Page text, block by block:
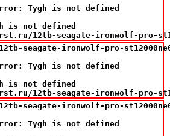
Tygh is not defined
is not defined
12tb-seagate-ironwolf-pro-
seagate-ironwolf-pro-
Tygh is not defined
is not defined
12tb-seagate-ironwolf-pro-
seagate-ironwolf-pro-
Tygh is not defined